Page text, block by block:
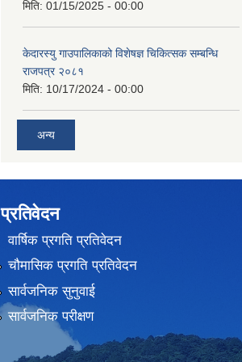
मिति: 01/15/2025 - 00:00
केदारस्यु गाउपालिकाको विशेषज्ञ चिकित्सक सम्बन्धि
राजपत्र २०८१
मिति: 10/17/2024 - 00:00
अन्य
प्रतिवेदन
वार्षिक प्रगति प्रतिवेदन
चौमासिक प्रगति प्रतिवेदन
सार्वजनिक सुनुवाई
सार्वजनिक परीक्षण